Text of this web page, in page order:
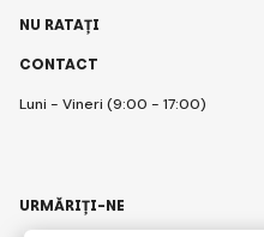
CONTACT
Luni - Vineri (9:00 - 17:00)
NU RATAȚI
URMĂRIȚI-NE